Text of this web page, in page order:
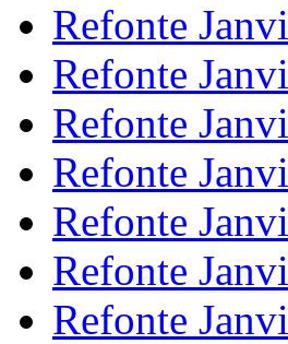
Refonte
Refonte
Refonte
Refonte
Refonte
Refonte
Refonte